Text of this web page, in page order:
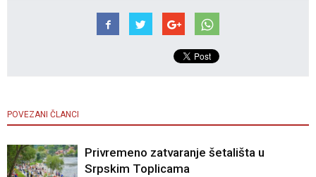
POVEZANI ČLANCI
Privremeno zatvaranje šetališta u
Srpskim Toplicama